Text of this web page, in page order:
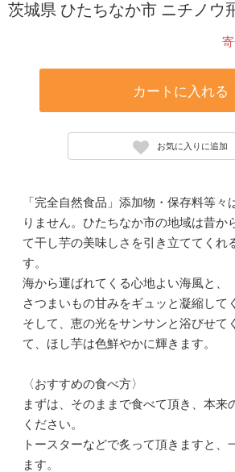
茨城県 ひたちなか市 ニチノウ
カートに入れる
お気に入りに追加
「完全自然食品」添加物・保存料等々
りません。ひたちなか市の地域は昔か
て干し芋の美味しさを引き立ててくれ
す。
海から運ばれてくる心地よい海風と、
さつまいもの甘みをギュッと凝縮して
そして、恵の光をサンサンと浴びせて
て、ほし芋は色鮮やかに輝きます。
〈おすすめの食べ方〉
まずは、そのままで食べて頂き、本来
ください。
トースターなどで炙って頂きますと、
ます。